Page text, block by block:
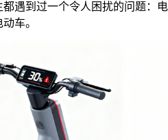
遇到过一个令人困扰的问题：电
车。